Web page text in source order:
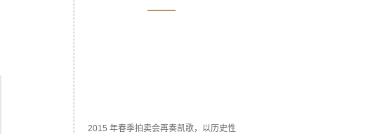
2015 年春季拍卖会再奏凯歌，以历史性